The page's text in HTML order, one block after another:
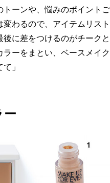
トーンや、悩みのポイント
変わるので、アイテムリス
に差をつけるのがチークと
ラーをまとい、ベースメイ
」
ー